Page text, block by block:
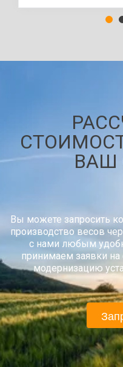
ВАШ
Вы можете запросить
производство весов
с нами любым
принимаем заявки
модернизацию